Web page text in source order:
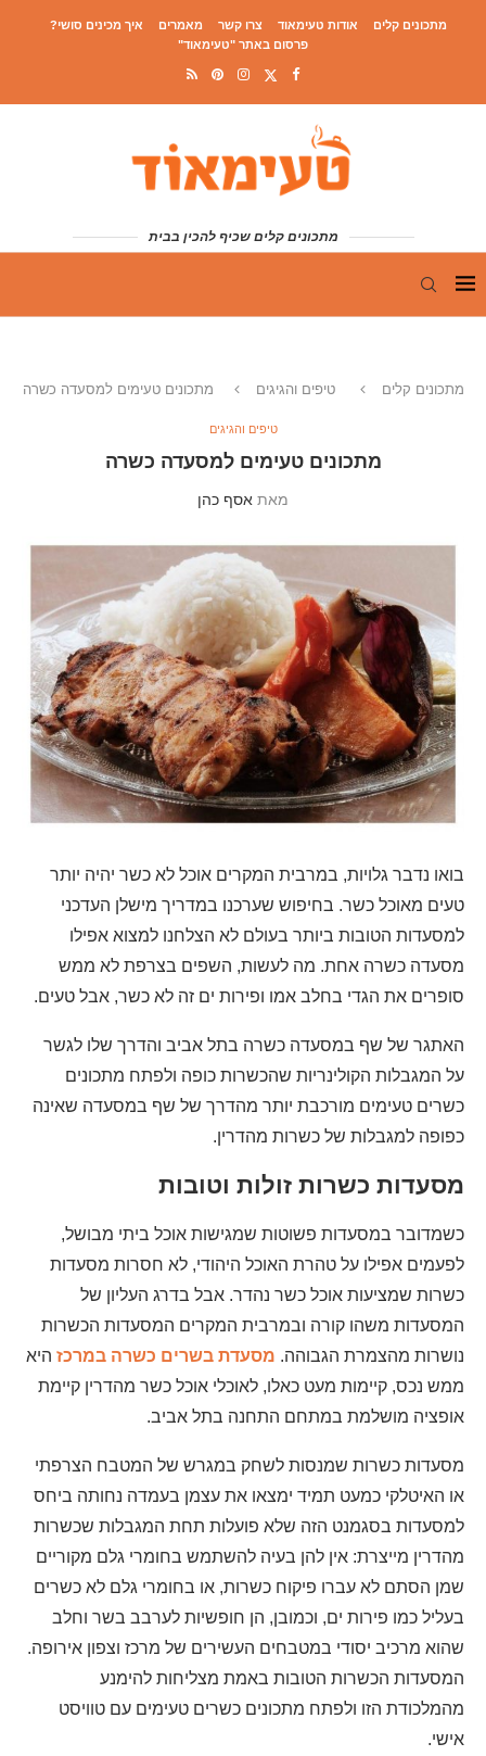
מתכונים קלים אודות טעימאוד צרו קשר מאמרים
איך מכינים סושי?
פרסום באתר "טעימאוד"
מתכונים קלים שכיף להכין בבית
מתכונים קלים טיפים והגיגים מתכונים טעימים למסעדה כשרה
טיפים והגיגים
מתכונים טעימים למסעדה כשרה
מאת אסף כהן
בואו נדבר גלויות, במרבית המקרים אוכל לא כשר יהיה יותר
טעים מאוכל כשר. בחיפוש שערכנו במדריך מישלן העדכני
למסעדות הטובות ביותר בעולם לא הצלחנו למצוא אפילו
מסעדה כשרה אחת. מה לעשות, השפים בצרפת לא ממש
סופרים את הגדי בחלב אמו ופירות ים זה לא כשר, אבל טעים.
האתגר של שף במסעדה כשרה בתל אביב והדרך שלו לגשר
על המגבלות הקולינריות שהכשרות כופה ולפתח מתכונים
כשרים טעימים מורכבת יותר מהדרך של שף במסעדה שאינה
כפופה למגבלות של כשרות מהדרין.
מסעדות כשרות זולות וטובות
כשמדובר במסעדות פשוטות שמגישות אוכל ביתי מבושל,
לפעמים אפילו על טהרת האוכל היהודי, לא חסרות מסעדות
כשרות שמציעות אוכל כשר נהדר. אבל בדרג העליון של
המסעדות משהו קורה ובמרבית המקרים המסעדות הכשרות
נושרות מהצמרת הגבוהה. מסעדת בשרים כשרה במרכז היא
ממש נכס, קיימות מעט כאלו, לאוכלי אוכל כשר מהדרין קיימת
אופציה מושלמת במתחם התחנה בתל אביב.
מסעדות כשרות שמנסות לשחק במגרש של המטבח הצרפתי
או האיטלקי כמעט תמיד ימצאו את עצמן בעמדה נחותה ביחס
למסעדות בסגמנט הזה שלא פועלות תחת המגבלות שכשרות
מהדרין מייצרת: אין להן בעיה להשתמש בחומרי גלם מקוריים
שמן הסתם לא עברו פיקוח כשרות, או בחומרי גלם לא כשרים
בעליל כמו פירות ים, וכמובן, הן חופשיות לערבב בשר וחלב
שהוא מרכיב יסודי במטבחים העשירים של מרכז וצפון אירופה.
המסעדות הכשרות הטובות באמת מצליחות להימנע
מהמלכודת הזו ולפתח מתכונים כשרים טעימים עם טוויסט
אישי.